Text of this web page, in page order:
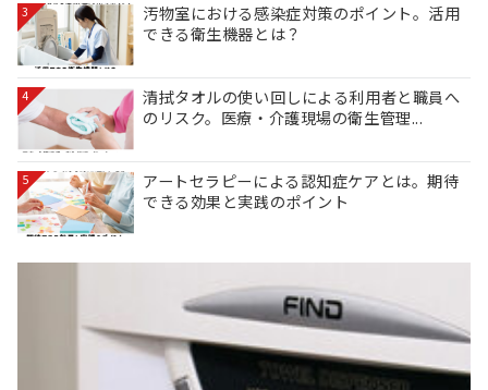
3
汚物室における感染症対策のポイント。活用
できる衛生機器とは？
4
清拭タオルの使い回しによる利用者と職員へ
のリスク。医療・介護現場の衛生管理...
5
アートセラピーによる認知症ケアとは。期待
できる効果と実践のポイント